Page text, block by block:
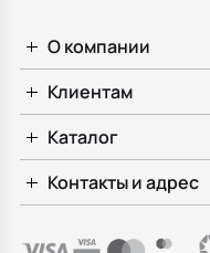
О компании
Клиентам
Каталог
Контакты и адрес